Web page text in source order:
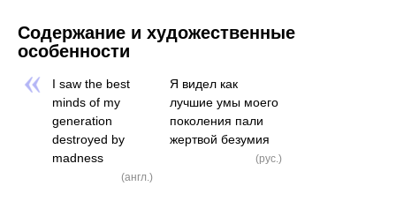
Содержание и художественные
особенности
I saw the best minds of my generation destroyed by madness